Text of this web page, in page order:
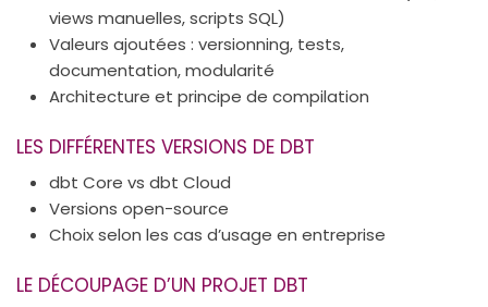
views manuelles, scripts SQL)
Valeurs ajoutées : versionning, tests,
documentation, modularité
Architecture et principe de compilation
LES DIFFÉRENTES VERSIONS DE DBT
dbt Core vs dbt Cloud
Versions open-source
Choix selon les cas d’usage en entreprise
LE DÉCOUPAGE D’UN PROJET DBT